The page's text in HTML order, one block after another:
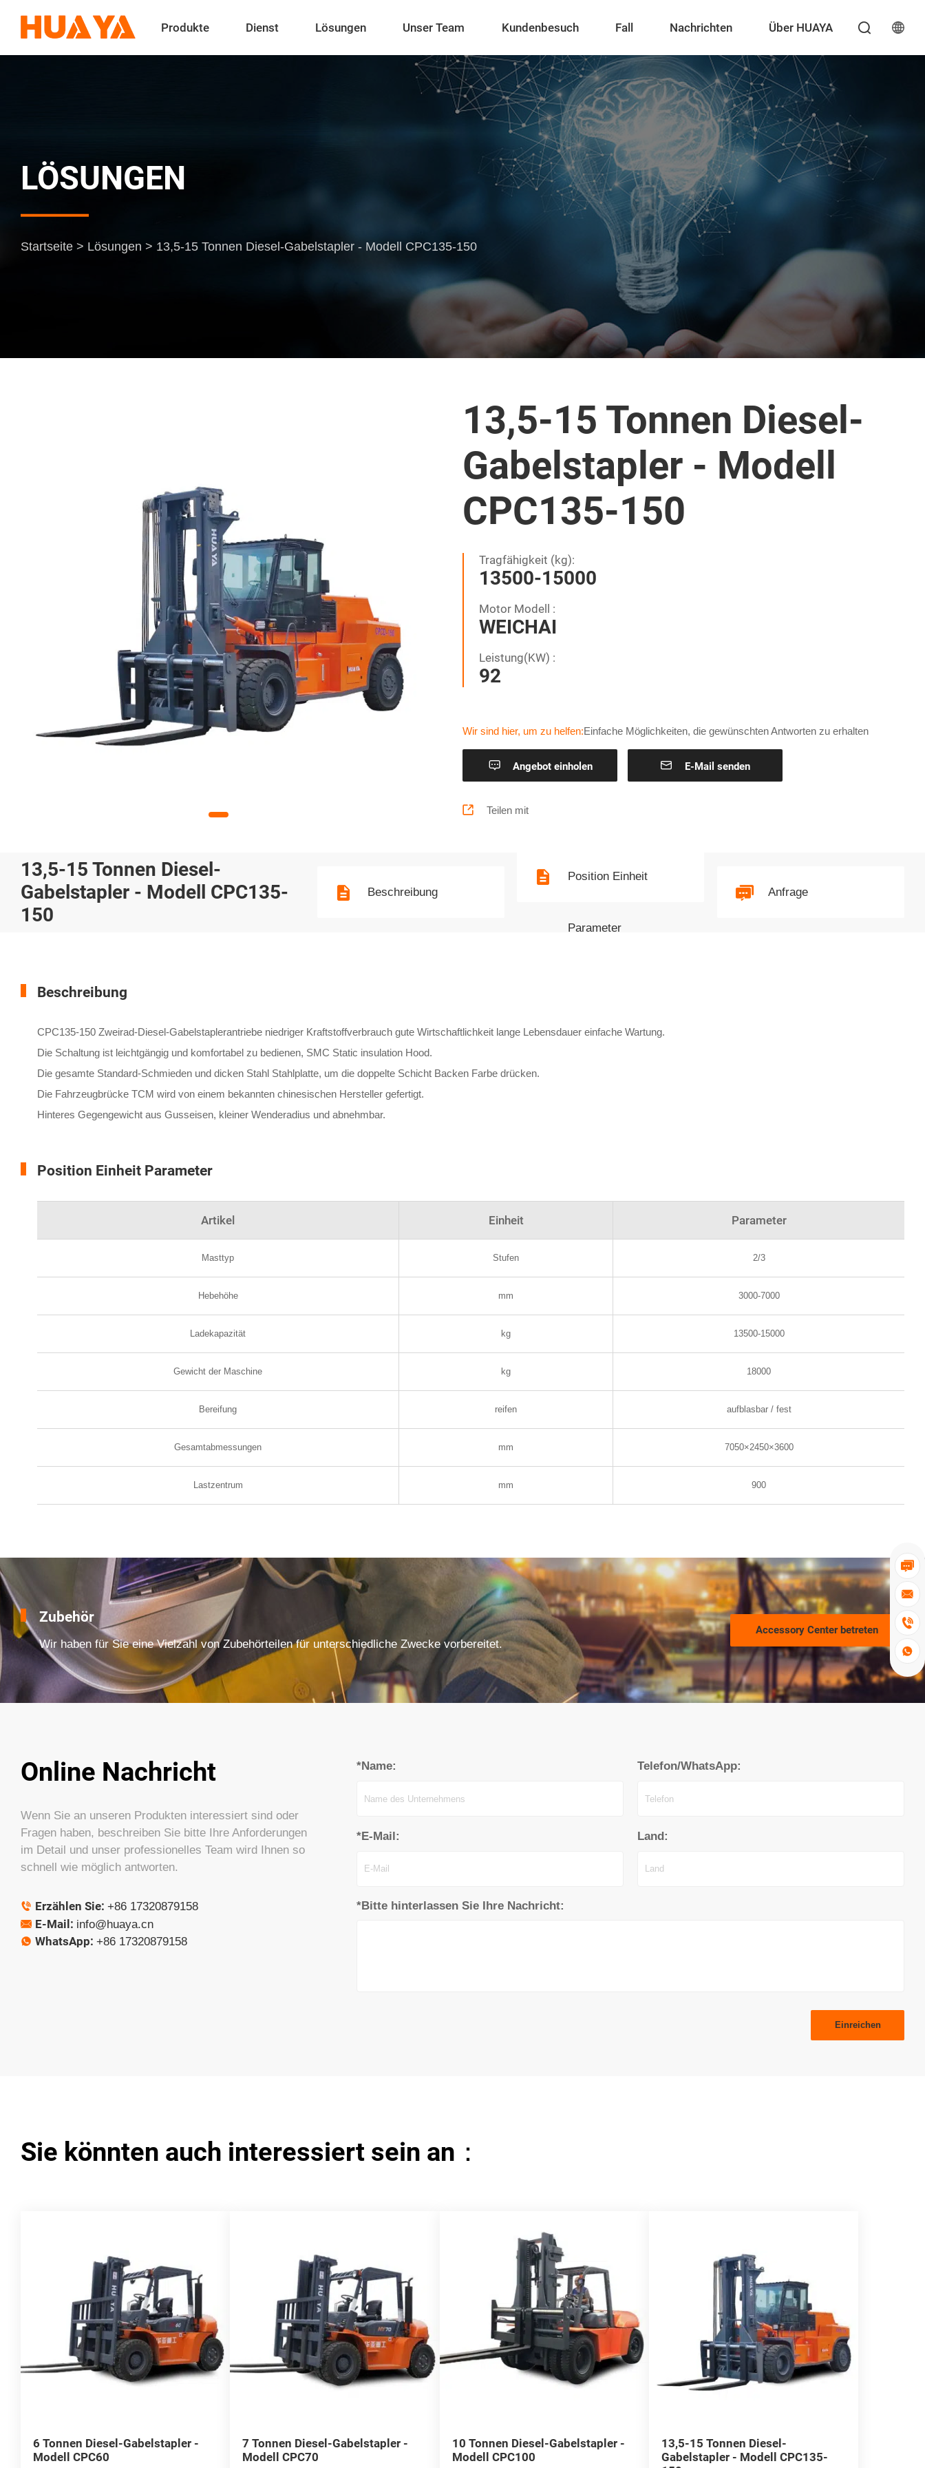
Produkte Dienst Lösungen Unser Team Kundenbesuch Fall Nachrichten Über HUAYA 




LÖSUNGEN
Startseite > Lösungen > 13,5-15 Tonnen Diesel-Gabelstapler - Modell CPC135-150
13,5-15 Tonnen Diesel-
Gabelstapler - Modell
CPC135-150
Tragfähigkeit (kg):
13500-15000
Motor Modell :
WEICHAI
Leistung(KW) :
92
Wir sind hier, um zu helfen:Einfache Möglichkeiten, die gewünschten Antworten zu erhalten
 Angebot einholen  E-Mail senden
 Teilen mit
13,5-15 Tonnen Diesel-
Gabelstapler - Modell CPC135-
150
Beschreibung
Position Einheit
Parameter
Anfrage
Beschreibung
CPC135-150 Zweirad-Diesel-Gabelstaplerantriebe niedriger Kraftstoffverbrauch gute Wirtschaftlichkeit lange Lebensdauer einfache Wartung.
Die Schaltung ist leichtgängig und komfortabel zu bedienen, SMC Static insulation Hood.
Die gesamte Standard-Schmieden und dicken Stahl Stahlplatte, um die doppelte Schicht Backen Farbe drücken.
Die Fahrzeugbrücke TCM wird von einem bekannten chinesischen Hersteller gefertigt.
Hinteres Gegengewicht aus Gusseisen, kleiner Wenderadius und abnehmbar.
Position Einheit Parameter
Artikel Einheit Parameter
Masttyp Stufen 2/3
Hebehöhe mm 3000-7000
Ladekapazität kg 13500-15000
Gewicht der Maschine kg 18000
Bereifung reifen aufblasbar / fest
Gesamtabmessungen mm 7050×2450×3600
Lastzentrum mm 900
Zubehör
Wir haben für Sie eine Vielzahl von Zubehörteilen für unterschiedliche Zwecke vorbereitet.
Accessory Center betreten
Online Nachricht
Wenn Sie an unseren Produkten interessiert sind oder
Fragen haben, beschreiben Sie bitte Ihre Anforderungen
im Detail und unser professionelles Team wird Ihnen so
schnell wie möglich antworten.
 Erzählen Sie: +86 17320879158
 E-Mail: info@huaya.cn
 WhatsApp: +86 17320879158
*Name: Telefon/WhatsApp:
*E-Mail: Land:
*Bitte hinterlassen Sie Ihre Nachricht:
Sie könnten auch interessiert sein an：
6 Tonnen Diesel-Gabelstapler -
Modell CPC60
7 Tonnen Diesel-Gabelstapler -
Modell CPC70
10 Tonnen Diesel-Gabelstapler -
Modell CPC100
13,5-15 Tonnen Diesel-
Gabelstapler - Modell CPC135-